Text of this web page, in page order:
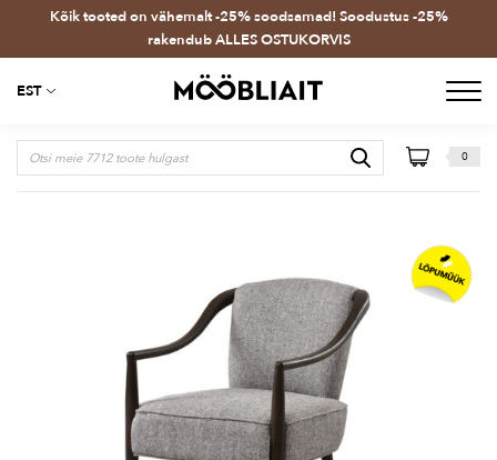
Kõik tooted on vähemalt -25% soodsamad! Soodustus -25%
rakendub ALLES OSTUKORVIS
EST
0